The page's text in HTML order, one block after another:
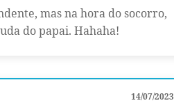
mas na hora do socorro,
do papai. Hahaha!
14/07/2023